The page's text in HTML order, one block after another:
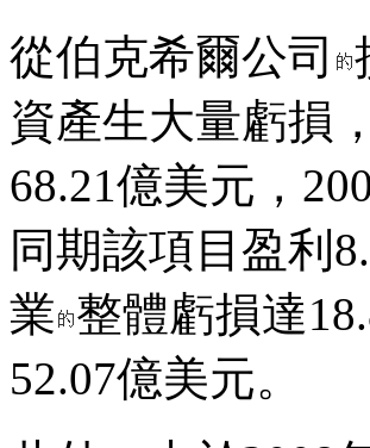
從伯克希爾公司
資產生大量虧損
68.21億美元，
同期該項目盈利
業 整體虧損達
52.07億美元。